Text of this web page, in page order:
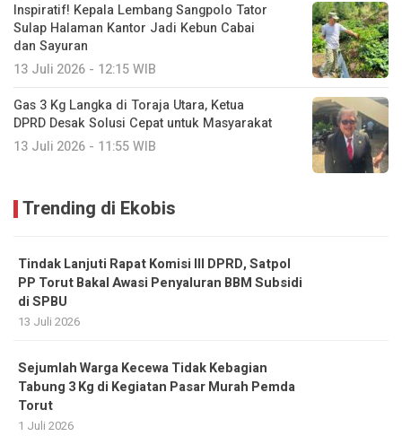
Inspiratif! Kepala Lembang Sangpolo Tator
Sulap Halaman Kantor Jadi Kebun Cabai
dan Sayuran
13 Juli 2026 - 12:15 WIB
Gas 3 Kg Langka di Toraja Utara, Ketua
DPRD Desak Solusi Cepat untuk Masyarakat
13 Juli 2026 - 11:55 WIB
Trending di Ekobis
Tindak Lanjuti Rapat Komisi III DPRD, Satpol
PP Torut Bakal Awasi Penyaluran BBM Subsidi
di SPBU
13 Juli 2026
Sejumlah Warga Kecewa Tidak Kebagian
Tabung 3 Kg di Kegiatan Pasar Murah Pemda
Torut
1 Juli 2026